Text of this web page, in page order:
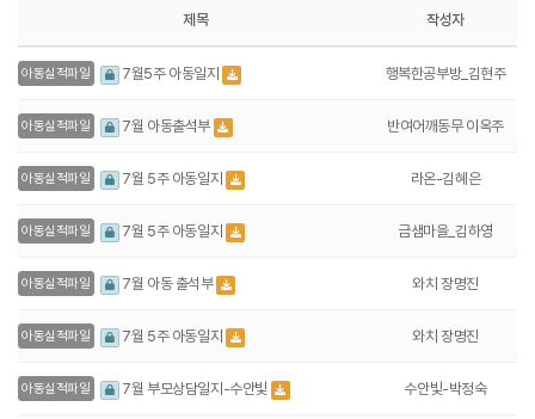
제목 작성자
아동실적파일 7월5주 아동일지 행복한공부방_김현주
아동실적파일 7월 아동출석부 반여어깨동무 이옥주
아동실적파일 7월 5주 아동일지 라온-김혜은
아동실적파일 7월 5주 아동일지 금샘마을_김하영
아동실적파일 7월 아동 출석부 와치 장명진
아동실적파일 7월 5주 아동일지 와치 장명진
아동실적파일 7월 부모상담일지-수안빛 수안빛-박정숙